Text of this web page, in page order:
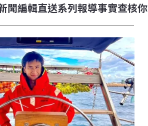
聞編輯直送系列報導事實查核